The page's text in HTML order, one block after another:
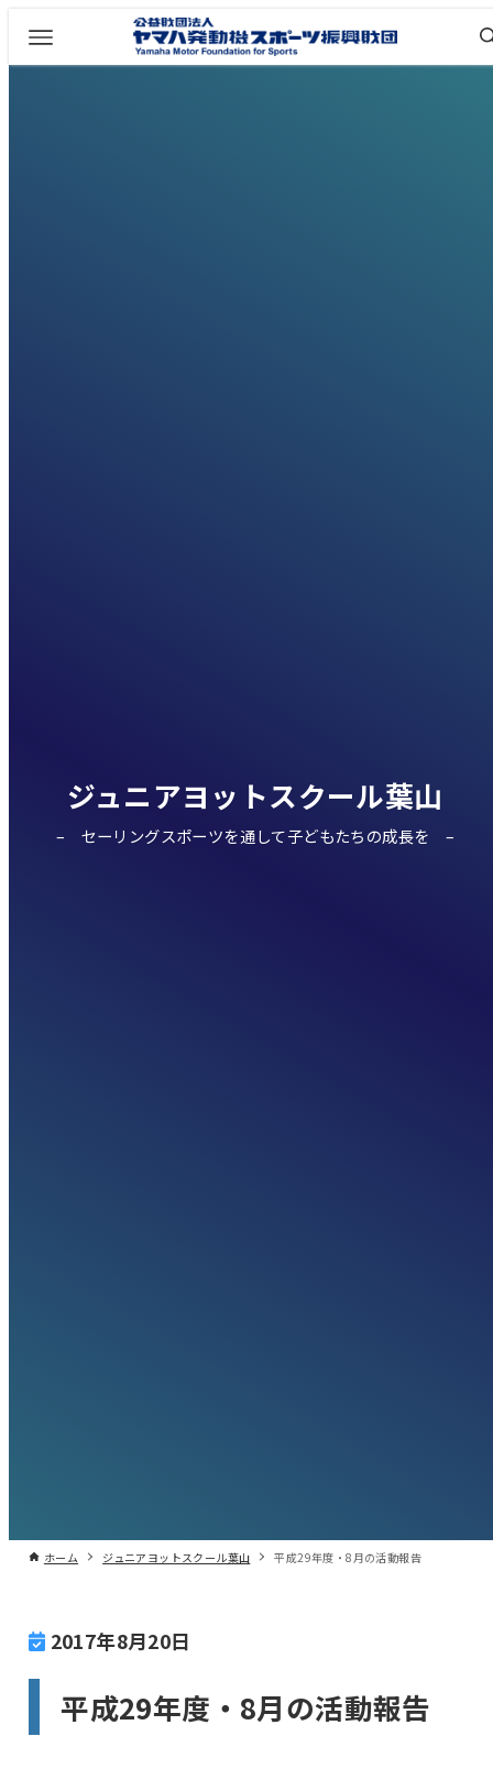
ジュニアヨットスクール葉山
セーリングスポーツを通して子どもたちの成長を
ホーム ジュニアヨットスクール葉山 平成29年度・8月の活動報告
2017年8月20日
平成29年度・8月の活動報告